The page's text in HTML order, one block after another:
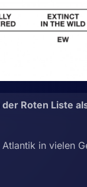
Roten Liste
in vielen